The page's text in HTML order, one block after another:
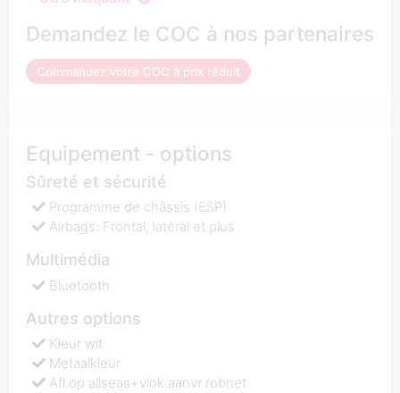
Demandez le COC à nos partenaires
Commandez votre COC à prix réduit
Equipement - options
Sûreté et sécurité
Programme de châssis (ESP)
Airbags: Frontal, latéral et plus
Multimédia
Bluetooth
Autres options
Kleur wit
Metaalkleur
Afl.op allseas+vlok.aanvr robnet